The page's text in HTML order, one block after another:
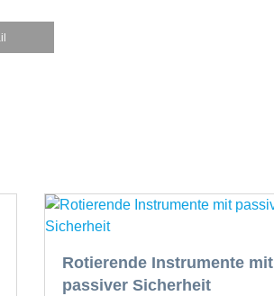
Rotierende Instrumente mit
passiver Sicherheit